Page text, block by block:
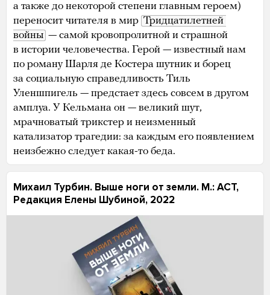
а также до некоторой степени главным героем)
переносит читателя в мир Тридцатилетней
войны — самой кровопролитной и страшной
в истории человечества. Герой — известный нам
по роману Шарля де Костера шутник и борец
за социальную справедливость Тиль
Уленшпигель — предстает здесь совсем в другом
амплуа. У Кельмана он — великий шут,
мрачноватый трикстер и неизменный
катализатор трагедии: за каждым его появлением
неизбежно следует какая-то беда.
Михаил Турбин. Выше ноги от земли. М.: АСТ,
Редакция Елены Шубиной, 2022